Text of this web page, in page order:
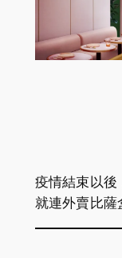
疫情結束以
就連外賣比薩